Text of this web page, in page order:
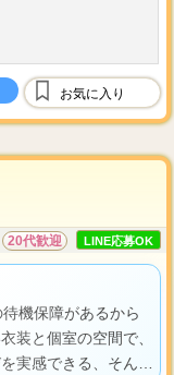
お気に入り
20代歓迎 LINE応募OK
機保障があるから
装と個室の空間で、
実感できる、そんな